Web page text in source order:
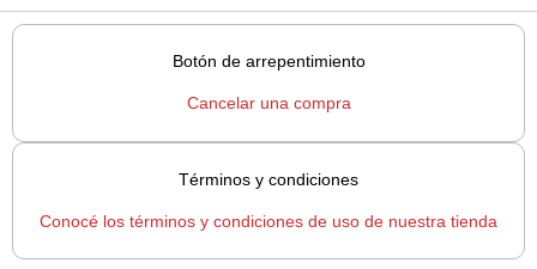
Botón de arrepentimiento
Cancelar una compra
Términos y condiciones
Conocé los términos y condiciones de uso de nuestra tienda